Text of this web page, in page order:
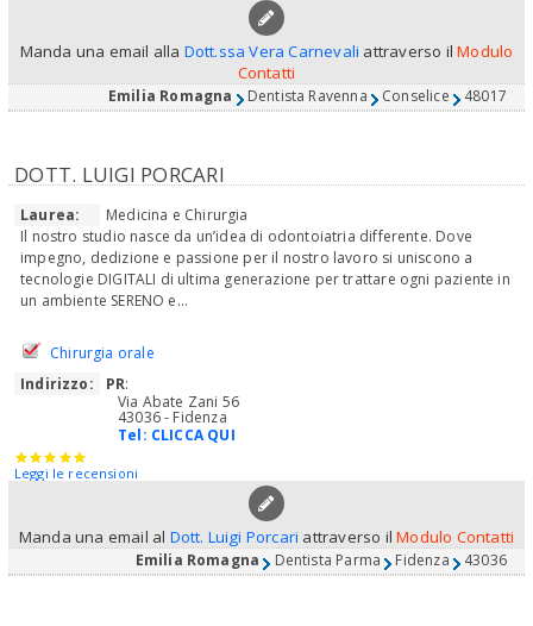
Manda una email alla Dott.ssa Vera Carnevali attraverso ilModulo
Contatti
Emilia Romagna Dentista Ravenna Conselice 48017
DOTT. LUIGI PORCARI
Laurea:
Medicina e Chirurgia
Il nostro studio nasce da un’idea di odontoiatria differente. Dove
impegno, dedizione e passione per il nostro lavoro si uniscono a
tecnologie DIGITALI di ultima generazione per trattare ogni paziente in
un ambiente SERENO e...
Chirurgia orale
Indirizzo:
PR:
Via Abate Zani 56
43036 - Fidenza
Tel: CLICCA QUI
Leggi le recensioni
Manda una email al Dott. Luigi Porcari attraverso ilModulo Contatti
Emilia Romagna Dentista Parma Fidenza 43036